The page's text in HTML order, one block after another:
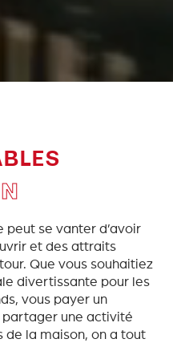
peut se vanter d’avoir
et des attraits
Que vous souhaitiez
divertissante pour les
vous payer un
une activité
de la maison, on a tout